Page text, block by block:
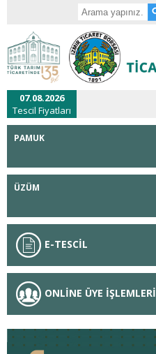
07.08.2026
Tescil Fiyatları
PAMUK
ÜZÜM
E-TESCİL
ONLİNE ÜYE İŞLEMLERİ